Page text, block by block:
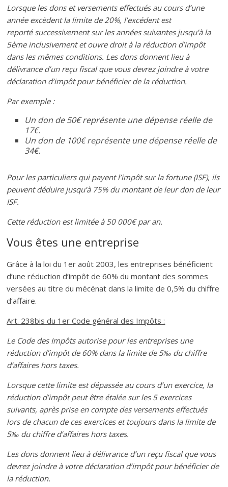
Lorsque les dons et versements effectués au cours d’une
année excèdent la limite de 20%, l’excédent est
reporté successivement sur les années suivantes jusqu’à la
5ème inclusivement et ouvre droit à la réduction d’impôt
dans les mêmes conditions. Les dons donnent lieu à
délivrance d’un reçu fiscal que vous devrez joindre à votre
déclaration d’impôt pour bénéficier de la réduction.
Par exemple :
Un don de 50€ représente une dépense réelle de
17€.
Un don de 100€ représente une dépense réelle de
34€.
Pour les particuliers qui payent l’impôt sur la fortune (ISF), ils
peuvent déduire jusqu’à 75% du montant de leur don de leur
ISF.
Cette réduction est limitée à 50 000€ par an.
Vous êtes une entreprise
Grâce à la loi du 1er août 2003, les entreprises bénéficient
d’une réduction d’impôt de 60% du montant des sommes
versées au titre du mécénat dans la limite de 0,5% du chiffre
d’affaire.
Art. 238bis du 1er Code général des Impôts :
Le Code des Impôts autorise pour les entreprises une
réduction d’impôt de 60% dans la limite de 5‰ du chiffre
d’affaires hors taxes.
Lorsque cette limite est dépassée au cours d’un exercice, la
réduction d’impôt peut être étalée sur les 5 exercices
suivants, après prise en compte des versements effectués
lors de chacun de ces exercices et toujours dans la limite de
5‰ du chiffre d’affaires hors taxes.
Les dons donnent lieu à délivrance d’un reçu fiscal que vous
devrez joindre à votre déclaration d’impôt pour bénéficier de
la réduction.